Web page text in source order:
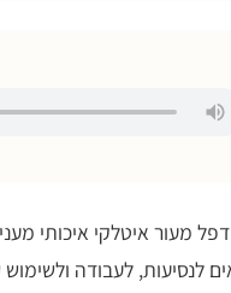
מעור איטלקי איכותי
לנסיעות, לעבודה